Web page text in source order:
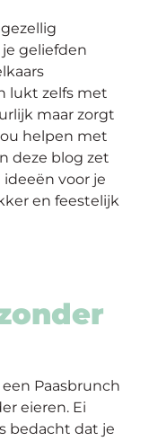
geliefden
lukt zelfs met
maar zorgt
helpen met
deze blog zet
voor je
en feestelijk
Paasbrunch
eieren. Ei
bedacht dat je